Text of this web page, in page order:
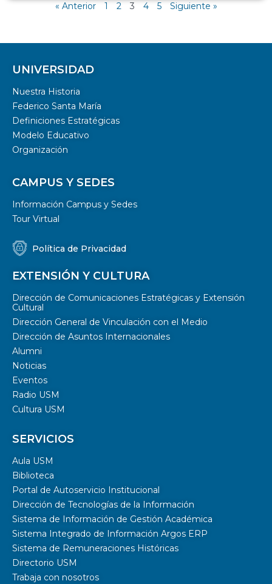
« Anterior 1 2 3 4 5 Siguiente »
UNIVERSIDAD
Nuestra Historia
Federico Santa María
Definiciones Estratégicas
Modelo Educativo
Organización
CAMPUS Y SEDES
Información Campus y Sedes
Tour Virtual
Política de Privacidad
EXTENSIÓN Y CULTURA
Dirección de Comunicaciones Estratégicas y Extensión
Cultural
Dirección General de Vinculación con el Medio
Dirección de Asuntos Internacionales
Alumni
Noticias
Eventos
Radio USM
Cultura USM
SERVICIOS
Aula USM
Biblioteca
Portal de Autoservicio Institucional
Dirección de Tecnologías de la Información
Sistema de Información de Gestión Académica
Sistema Integrado de Información Argos ERP
Sistema de Remuneraciones Históricas
Directorio USM
Trabaja con nosotros